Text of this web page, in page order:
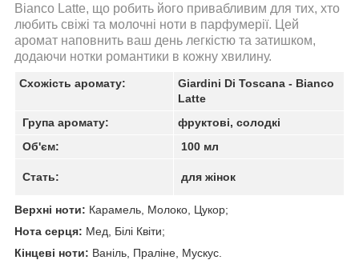
Bianco Latte, що робить його привабливим для тих, хто
любить свіжі та молочні ноти в парфумерії. Цей
аромат наповнить ваш день легкістю та затишком,
додаючи нотки романтики в кожну хвилину.
Схожість аромату:
Giardini Di Toscana - Bianco
Latte
Група аромату:
фруктові, солодкі
Об'єм:
100 мл
Стать: для жінок
Верхні ноти: Карамель, Молоко, Цукор;
Нота серця: Мед, Білі Квіти;
Кінцеві ноти: Ваніль, Праліне, Мускус.